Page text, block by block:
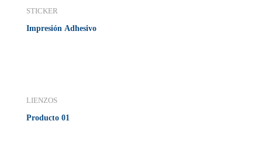
STICKER
Impresión Adhesivo
LIENZOS
Producto 01